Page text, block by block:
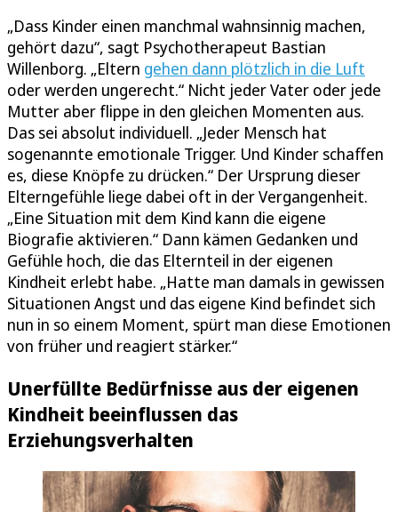
„Dass Kinder einen manchmal wahnsinnig machen,
gehört dazu“, sagt Psychotherapeut Bastian
Willenborg. „Eltern gehen dann plötzlich in die Luft
oder werden ungerecht.“ Nicht jeder Vater oder jede
Mutter aber flippe in den gleichen Momenten aus.
Das sei absolut individuell. „Jeder Mensch hat
sogenannte emotionale Trigger. Und Kinder schaffen
es, diese Knöpfe zu drücken.“ Der Ursprung dieser
Elterngefühle liege dabei oft in der Vergangenheit.
„Eine Situation mit dem Kind kann die eigene
Biografie aktivieren.“ Dann kämen Gedanken und
Gefühle hoch, die das Elternteil in der eigenen
Kindheit erlebt habe. „Hatte man damals in gewissen
Situationen Angst und das eigene Kind befindet sich
nun in so einem Moment, spürt man diese Emotionen
von früher und reagiert stärker.“
Unerfüllte Bedürfnisse aus der eigenen
Kindheit beeinflussen das
Erziehungsverhalten